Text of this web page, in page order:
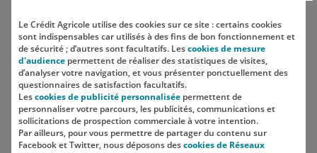
Localisation
Le Crédit Agricole utilise des cookies sur ce site : certains cookies
sont indispensables car utilisés à des fins de bon fonctionnement et
de sécurité ; d’autres sont facultatifs. Lescookies de mesure
d'audience permettent de réaliser des statistiques de visites,
d’analyser votre navigation, et vous présenter ponctuellement des
questionnaires de satisfaction facultatifs.
Lescookies de publicité personnalisée permettent de
personnaliser votre parcours, les publicités, communications et
sollicitations de prospection commerciale à votre intention.
Par ailleurs, pour vous permettre de partager du contenu sur
Facebook et Twitter, nous déposons descookies de Réseaux